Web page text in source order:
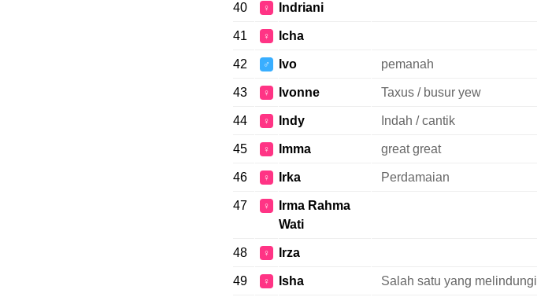
40 ♀ Indriani
41 ♀ Icha
42 ♂ Ivo pemanah
43 ♀ Ivonne Taxus / busur yew
44 ♀ Indy Indah / cantik
45 ♀ Imma great great
46 ♀ Irka Perdamaian
47 ♀
Irma Rahma
Wati
48 ♀ Irza
49 ♀ Isha Salah satu yang melindungi